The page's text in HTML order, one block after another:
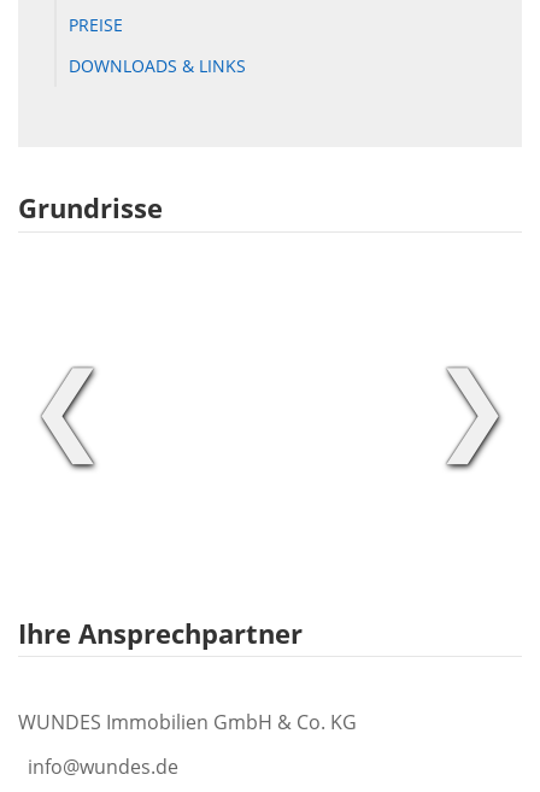
PREISE
DOWNLOADS & LINKS
Grundrisse
❮ ❯
Ihre Ansprechpartner
WUNDES Immobilien GmbH & Co. KG
info@wundes.de